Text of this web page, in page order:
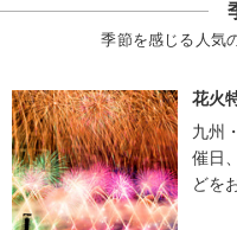
季節を感じる人気
花火
九州
催日
どを